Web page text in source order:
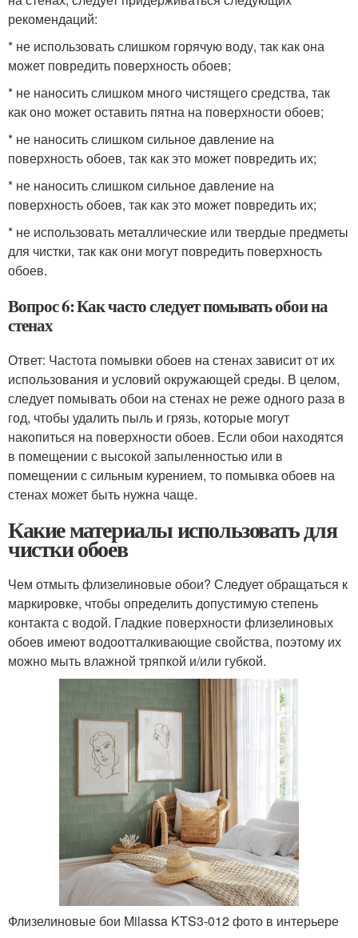
рекомендаций:
* не использовать слишком горячую воду, так как она
может повредить поверхность обоев;
* не наносить слишком много чистящего средства, так
как оно может оставить пятна на поверхности обоев;
* не наносить слишком сильное давление на
поверхность обоев, так как это может повредить их;
* не наносить слишком сильное давление на
поверхность обоев, так как это может повредить их;
* не использовать металлические или твердые предметы
для чистки, так как они могут повредить поверхность
обоев.
Вопрос 6: Как часто следует помывать обои на
стенах
Ответ: Частота помывки обоев на стенах зависит от их
использования и условий окружающей среды. В целом,
следует помывать обои на стенах не реже одного раза в
год, чтобы удалить пыль и грязь, которые могут
накопиться на поверхности обоев. Если обои находятся
в помещении с высокой запыленностью или в
помещении с сильным курением, то помывка обоев на
стенах может быть нужна чаще.
Какие материалы использовать для
чистки обоев
Чем отмыть флизелиновые обои? Следует обращаться к
маркировке, чтобы определить допустимую степень
контакта с водой. Гладкие поверхности флизелиновых
обоев имеют водоотталкивающие свойства, поэтому их
можно мыть влажной тряпкой и/или губкой.
Флизелиновые бои Milassa KTS3-012 фото в интерьере